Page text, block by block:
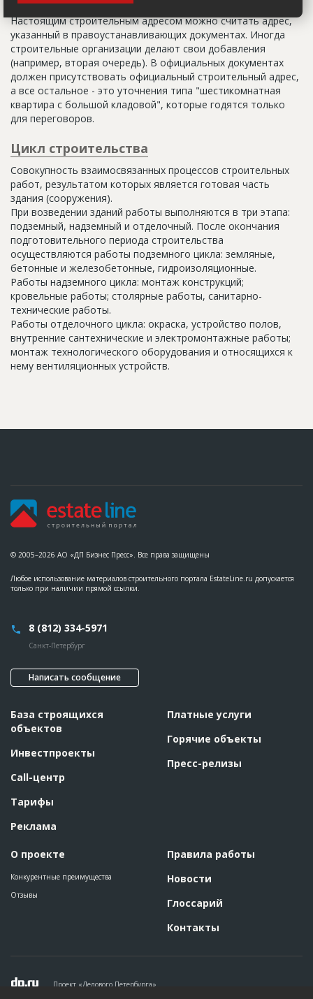
Настоящим строительным адресом можно считать адрес,
указанный в правоустанавливающих документах. Иногда
строительные организации делают свои добавления
(например, вторая очередь). В официальных документах
должен присутствовать официальный строительный адрес,
а все остальное - это уточнения типа "шестикомнатная
квартира с большой кладовой", которые годятся только
для переговоров.
Цикл строительства
Совокупность взаимосвязанных процессов строительных
работ, результатом которых является готовая часть
здания (сооружения).
При возведении зданий работы выполняются в три этапа:
подземный, надземный и отделочный. После окончания
подготовительного периода строительства
осуществляются работы подземного цикла: земляные,
бетонные и железобетонные, гидроизоляционные.
Работы надземного цикла: монтаж конструкций;
кровельные работы; столярные работы, санитарно-
технические работы.
Работы отделочного цикла: окраска, устройство полов,
внутренние сантехнические и электромонтажные работы;
монтаж технологического оборудования и относящихся к
нему вентиляционных устройств.
© 2005–2026 АО «ДП Бизнес Пресс». Все права защищены
Любое использование материалов строительного портала EstateLine.ru допускается
только при наличии прямой ссылки.
8 (812) 334-5971
Санкт-Петербург
Написать сообщение
База строящихся
объектов
Инвестпроекты
Call-центр
Тарифы
Реклама
О проекте
Конкурентные преимущества
Отзывы
Платные услуги
Горячие объекты
Пресс-релизы
Правила работы
Новости
Глоссарий
Контакты
Проект «Делового Петербурга»